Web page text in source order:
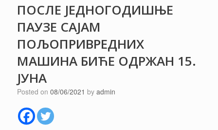
ПОСЛЕ ЈЕДНОГОДИШЊЕ
ПАУЗЕ САЈАМ
ПОЉОПРИВРЕДНИХ
МАШИНА БИЋЕ ОДРЖАН 15.
ЈУНА
Posted on 08/06/2021 by admin